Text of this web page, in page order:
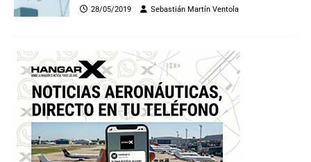
28/05/2019 Sebastián Martín Ventola